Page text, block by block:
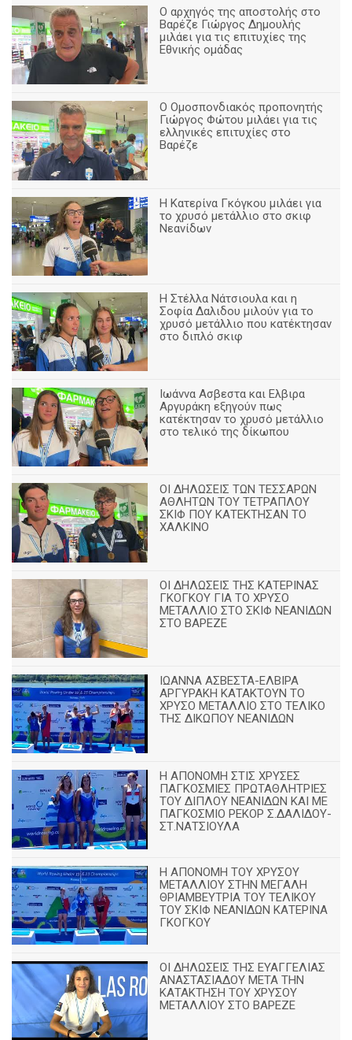
Ο αρχηγός της αποστολής στο
Βαρέζε Γιώργος Δημουλής
μιλάει για τις επιτυχίες της
Εθνικής ομάδας
Ο Ομοσπονδιακός προπονητής
Γιώργος Φώτου μιλάει για τις
ελληνικές επιτυχίες στο
Βαρέζε
Η Κατερίνα Γκόγκου μιλάει για
το χρυσό μετάλλιο στο σκιφ
Νεανίδων
Η Στέλλα Νάτσιουλα και η
Σοφία Δαλιδου μιλούν για το
χρυσό μετάλλιο που κατέκτησαν
στο διπλό σκιφ
Ιωάννα Ασβεστα και Ελβιρα
Αργυράκη εξηγούν πως
κατέκτησαν το χρυσό μετάλλιο
στο τελικό της δίκωπου
ΟΙ ΔΗΛΩΣΕΙΣ ΤΩΝ ΤΕΣΣΑΡΩΝ
ΑΘΛΗΤΩΝ ΤΟΥ ΤΕΤΡΑΠΛΟΥ
ΣΚΙΦ ΠΟΥ ΚΑΤΕΚΤΗΣΑΝ ΤΟ
ΧΑΛΚΙΝΟ
ΟΙ ΔΗΛΩΣΕΙΣ ΤΗΣ ΚΑΤΕΡΙΝΑΣ
ΓΚΟΓΚΟΥ ΓΙΑ ΤΟ ΧΡΥΣΟ
ΜΕΤΑΛΛΙΟ ΣΤΟ ΣΚΙΦ ΝΕΑΝΙΔΩΝ
ΣΤΟ ΒΑΡΕΖΕ
ΙΩΑΝΝΑ ΑΣΒΕΣΤΑ-ΕΛΒΙΡΑ
ΑΡΓΥΡΑΚΗ ΚΑΤΑΚΤΟΥΝ ΤΟ
ΧΡΥΣΟ ΜΕΤΑΛΛΙΟ ΣΤΟ ΤΕΛΙΚΟ
ΤΗΣ ΔΙΚΩΠΟΥ ΝΕΑΝΙΔΩΝ
Η ΑΠΟΝΟΜΗ ΣΤΙΣ ΧΡΥΣΕΣ
ΠΑΓΚΟΣΜΙΕΣ ΠΡΩΤΑΘΛΗΤΡΙΕΣ
ΤΟΥ ΔΙΠΛΟΥ ΝΕΑΝΙΔΩΝ ΚΑΙ ΜΕ
ΠΑΓΚΟΣΜΙΟ ΡΕΚΟΡ Σ.ΔΑΛΙΔΟΥ-
ΣΤ.ΝΑΤΣΙΟΥΛΑ
Η ΑΠΟΝΟΜΗ ΤΟΥ ΧΡΥΣΟΥ
ΜΕΤΑΛΛΙΟΥ ΣΤΗΝ ΜΕΓΑΛΗ
ΘΡΙΑΜΒΕΥΤΡΙΑ ΤΟΥ ΤΕΛΙΚΟΥ
ΤΟΥ ΣΚΙΦ ΝΕΑΝΙΔΩΝ ΚΑΤΕΡΙΝΑ
ΓΚΟΓΚΟΥ
ΟΙ ΔΗΛΩΣΕΙΣ ΤΗΣ ΕΥΑΓΓΕΛΙΑΣ
ΑΝΑΣΤΑΣΙΑΔΟΥ ΜΕΤΑ ΤΗΝ
ΚΑΤΑΚΤΗΣΗ ΤΟΥ ΧΡΥΣΟΥ
ΜΕΤΑΛΛΙΟΥ ΣΤΟ ΒΑΡΕΖΕ